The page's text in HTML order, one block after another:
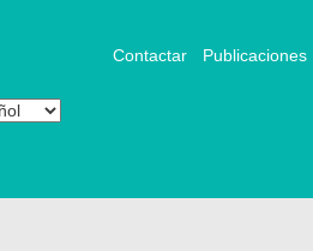
Contactar Publicaciones